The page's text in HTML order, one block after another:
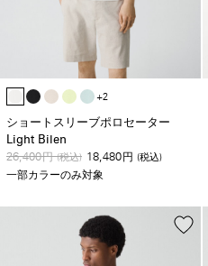
+2
ショートスリーブポロセーター
Light Bilen
26,400円(税込) 18,480 円 (税込)
一部カラーのみ対象